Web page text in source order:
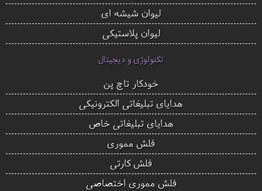
لیوان شیشه ای
لیوان پلاستیکی
تکنولوژی و دیجیتال
خودکار تاچ پن
هدایای تبلیغاتی الکترونیکی
هدایای تبلیغاتی خاص
فلش مموری
فلش کارتی
فلش مموری اختصاصی